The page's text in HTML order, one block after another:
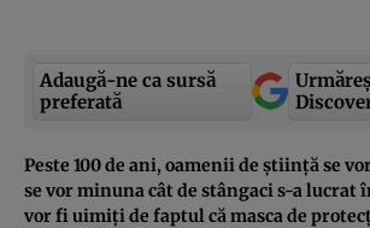
Adaugă-ne ca sursă
preferată
Peste 100 de ani, oamenii de știință se
se vor minuna cât de stângaci s-a lucrat
vor fi uimiți de faptul că masca de